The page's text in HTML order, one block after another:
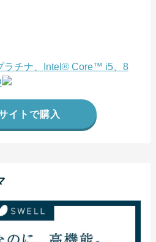
ラチナ、Intel® Core™ i5、8
イトで購入